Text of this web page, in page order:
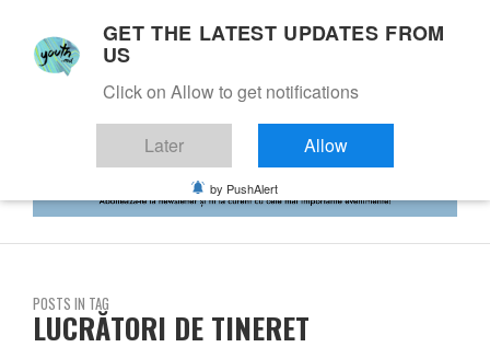
POSTS IN TAG
LUCRĂTORI DE TINERET
GET THE LATEST UPDATES FROM
US
Click on Allow to get notifications
Later Allow
by PushAlert